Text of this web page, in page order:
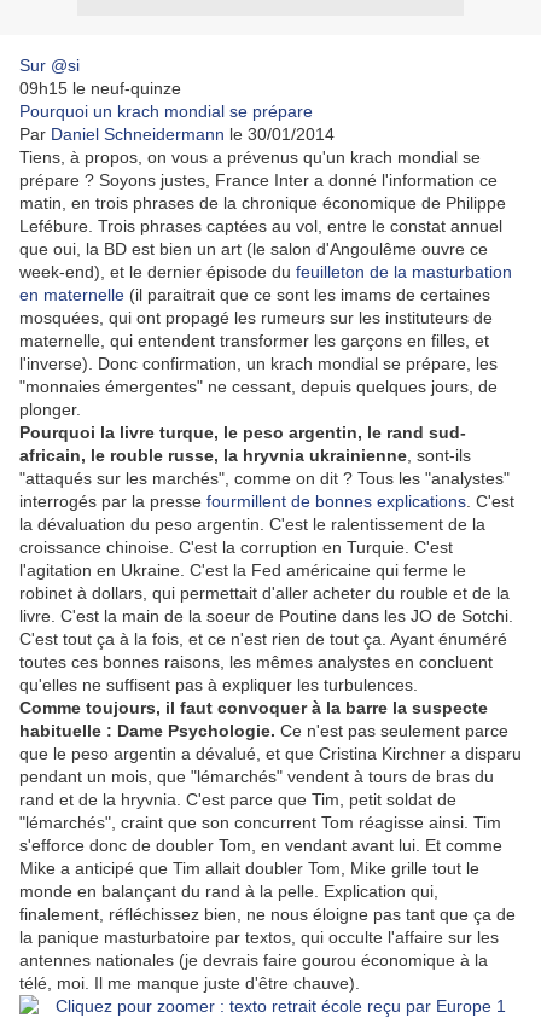
Sur @si
09h15 le neuf-quinze
Pourquoi un krach mondial se prépare
Par Daniel Schneidermann le 30/01/2014
Tiens, à propos, on vous a prévenus qu'un krach mondial se
prépare ? Soyons justes, France Inter a donné l'information ce
matin, en trois phrases de la chronique économique de Philippe
Lefébure. Trois phrases captées au vol, entre le constat annuel
que oui, la BD est bien un art (le salon d'Angoulême ouvre ce
week-end), et le dernier épisode du feuilleton de la masturbation
en maternelle (il paraitrait que ce sont les imams de certaines
mosquées, qui ont propagé les rumeurs sur les instituteurs de
maternelle, qui entendent transformer les garçons en filles, et
l'inverse). Donc confirmation, un krach mondial se prépare, les
"monnaies émergentes" ne cessant, depuis quelques jours, de
plonger.
Pourquoi la livre turque, le peso argentin, le rand sud-
africain, le rouble russe, la hryvnia ukrainienne , sont-ils
"attaqués sur les marchés", comme on dit ? Tous les "analystes"
interrogés par la presse fourmillent de bonnes explications . C'est
la dévaluation du peso argentin. C'est le ralentissement de la
croissance chinoise. C'est la corruption en Turquie. C'est
l'agitation en Ukraine. C'est la Fed américaine qui ferme le
robinet à dollars, qui permettait d'aller acheter du rouble et de la
livre. C'est la main de la soeur de Poutine dans les JO de Sotchi.
C'est tout ça à la fois, et ce n'est rien de tout ça. Ayant énuméré
toutes ces bonnes raisons, les mêmes analystes en concluent
qu'elles ne suffisent pas à expliquer les turbulences.
Comme toujours, il faut convoquer à la barre la suspecte
habituelle : Dame Psychologie. Ce n'est pas seulement parce
que le peso argentin a dévalué, et que Cristina Kirchner a disparu
pendant un mois, que "lémarchés" vendent à tours de bras du
rand et de la hryvnia. C'est parce que Tim, petit soldat de
"lémarchés", craint que son concurrent Tom réagisse ainsi. Tim
s'efforce donc de doubler Tom, en vendant avant lui. Et comme
Mike a anticipé que Tim allait doubler Tom, Mike grille tout le
monde en balançant du rand à la pelle. Explication qui,
finalement, réfléchissez bien, ne nous éloigne pas tant que ça de
la panique masturbatoire par textos, qui occulte l'affaire sur les
antennes nationales (je devrais faire gourou économique à la
télé, moi. Il me manque juste d'être chauve).